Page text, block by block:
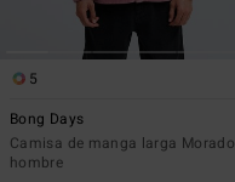
5
Bong Days
Camisa de manga larga Morado
hombre